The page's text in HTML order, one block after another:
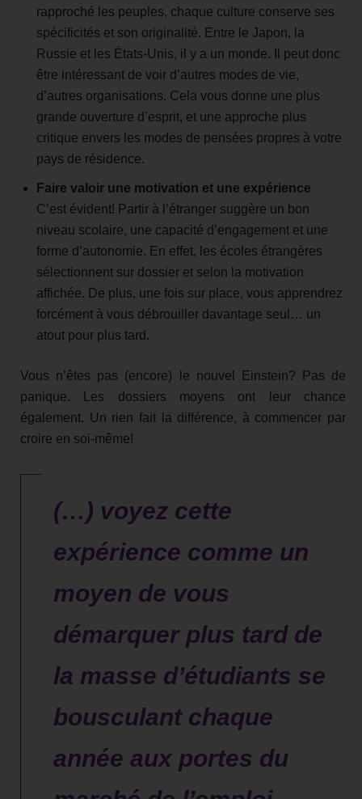
rapproché les peuples, chaque culture conserve ses
spécificités et son originalité. Entre le Japon, la
Russie et les États-Unis, il y a un monde. Il peut donc
être intéressant de voir d’autres modes de vie,
d’autres organisations. Cela vous donne une plus
grande ouverture d’esprit, et une approche plus
critique envers les modes de pensées propres à votre
pays de résidence.
Faire valoir une motivation et une expérience
C’est évident! Partir à l’étranger suggère un bon
niveau scolaire, une capacité d’engagement et une
forme d’autonomie. En effet, les écoles étrangères
sélectionnent sur dossier et selon la motivation
affichée. De plus, une fois sur place, vous apprendrez
forcément à vous débrouiller davantage seul… un
atout pour plus tard.
Vous n’êtes pas (encore) le nouvel Einstein? Pas de
panique. Les dossiers moyens ont leur chance
également. Un rien fait la différence, à commencer par
croire en soi-même!
(…) voyez cette
expérience comme un
moyen de vous
démarquer plus tard de
la masse d’étudiants se
bousculant chaque
année aux portes du